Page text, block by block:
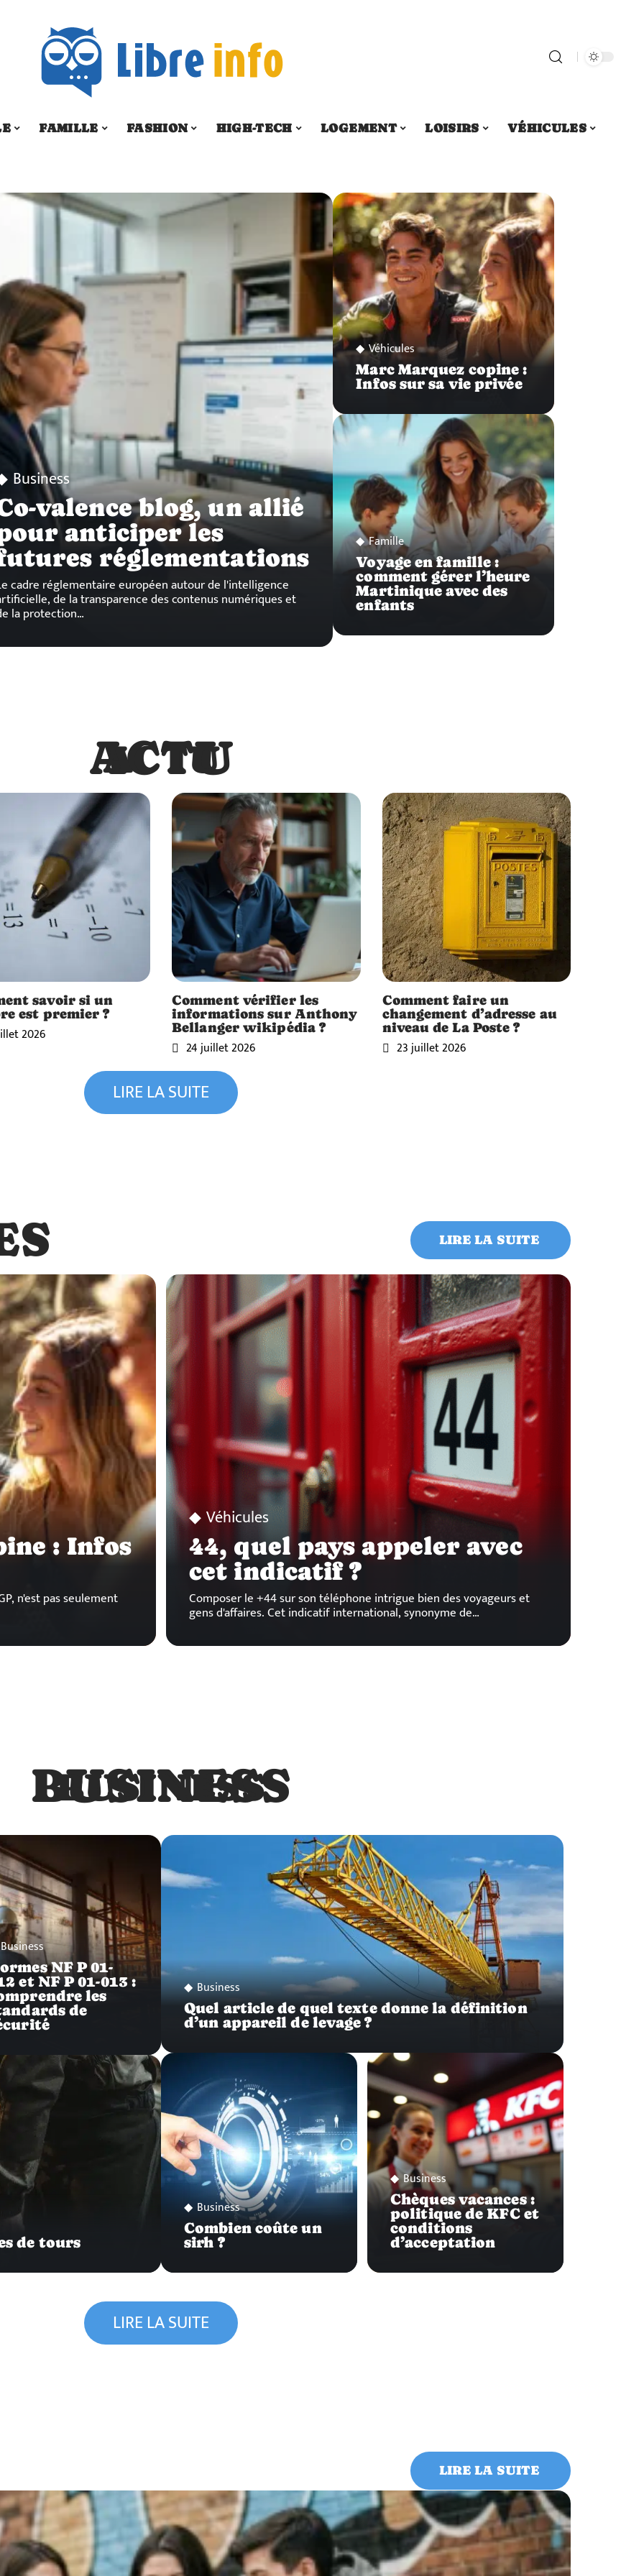
FAMILLE FASHION HIGH-TECH LOGEMENT LOISIRS
VÉHICULES
Business
valence blog, un allié
anticiper les
réglementations
cadre réglementaire européen autour de l'intelligence
de la transparence des contenus numériques et
la protection…
Véhicules
Marc Marquez copine :
Infos sur sa vie privée
Famille
Voyage en famille :
comment gérer l’heure
Martinique avec des
enfants
ACTU
ACTU
savoir si un
est premier ?
2026
Comment vérifier les
informations sur Anthony
Bellanger wikipédia ?
24 juillet 2026
Comment faire un
changement d’adresse au
niveau de La Poste ?
23 juillet 2026
LIRE LA SUITE
LIRE LA SUITE
: Infos
n'est pas seulement
Véhicules
44, quel pays appeler avec
cet indicatif ?
Composer le +44 sur son téléphone intrigue bien des voyageurs et
gens d'affaires. Cet indicatif international, synonyme de…
BUSINESS
BUSINESS
Business
NF P 01-
et NF P 01-013 :
les
de
de tours
Business
Quel article de quel texte donne la définition
d’un appareil de levage ?
Business
Combien coûte un
sirh ?
Business
Chèques vacances :
politique de KFC et
conditions
d’acceptation
LIRE LA SUITE
LIRE LA SUITE